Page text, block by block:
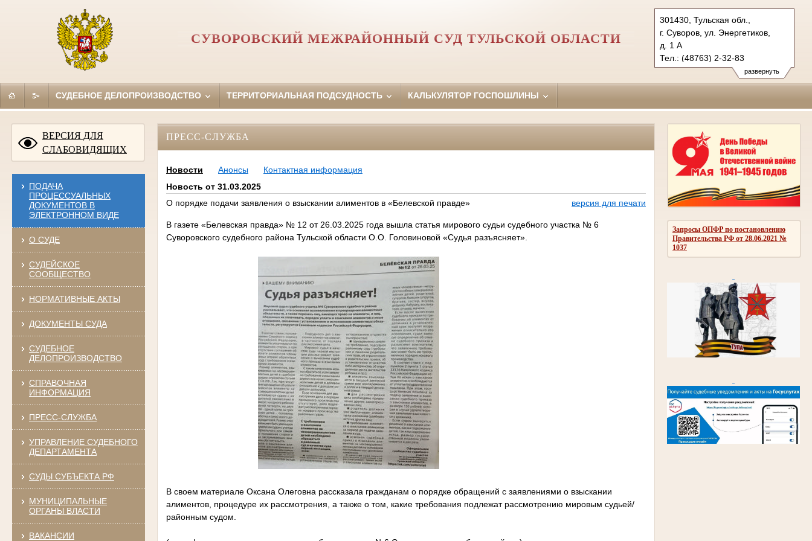
развернуть
301430, Тульская обл.,
г. Суворов, ул. Энергетиков,
д. 1 А
Тел.: (48763) 2-32-83
suvorovsky.tula@sudrf.ru
СУВОРОВСКИЙ МЕЖРАЙОННЫЙ СУД ТУЛЬСКОЙ ОБЛАСТИ
СУДЕБНОЕ ДЕЛОПРОИЗВОДСТВО ТЕРРИТОРИАЛЬНАЯ ПОДСУДНОСТЬ КАЛЬКУЛЯТОР ГОСПОШЛИНЫ
ВЕРСИЯ ДЛЯ
СЛАБОВИДЯЩИХ
ПОДАЧА
ПРОЦЕССУАЛЬНЫХ
ДОКУМЕНТОВ В
ЭЛЕКТРОННОМ ВИДЕ
О СУДЕ
СУДЕЙСКОЕ
СООБЩЕСТВО
НОРМАТИВНЫЕ АКТЫ
ДОКУМЕНТЫ СУДА
СУДЕБНОЕ
ДЕЛОПРОИЗВОДСТВО
СПРАВОЧНАЯ
ИНФОРМАЦИЯ
ПРЕСС-СЛУЖБА
УПРАВЛЕНИЕ СУДЕБНОГО
ДЕПАРТАМЕНТА
СУДЫ СУБЪЕКТА РФ
МУНИЦИПАЛЬНЫЕ
ОРГАНЫ ВЛАСТИ
ВАКАНСИИ
Запросы ОПФР по постановлению
Правительства РФ от 28.06.2021 №
1037
ПРЕСС-СЛУЖБА
Новости Анонсы
Контактная информация
Новость от 31.03.2025
О порядке подачи заявления о взыскании алиментов в «Белевской правде»
версия для печати
В газете «Белевская правда» № 12 от 26.03.2025 года вышла статья мирового судьи судебного участка № 6
Суворовского судебного района Тульской области О.О. Головиновой «Судья разъясняет».
В своем материале Оксана Олеговна рассказала гражданам о порядке обращений с заявлениями о взыскании
алиментов, процедуре их рассмотрения, а также о том, какие требования подлежат рассмотрению мировым судьей/
районным судом.